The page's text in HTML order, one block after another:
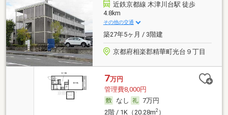
近鉄京都線 木津川台駅 徒歩
4.8km
その他の交通
築27年5ヶ月 / 3階建
京都府相楽郡精華町光台９丁目
7万円
管理費8,000円
なし
7万円
2階 / 1K（20.28m2）